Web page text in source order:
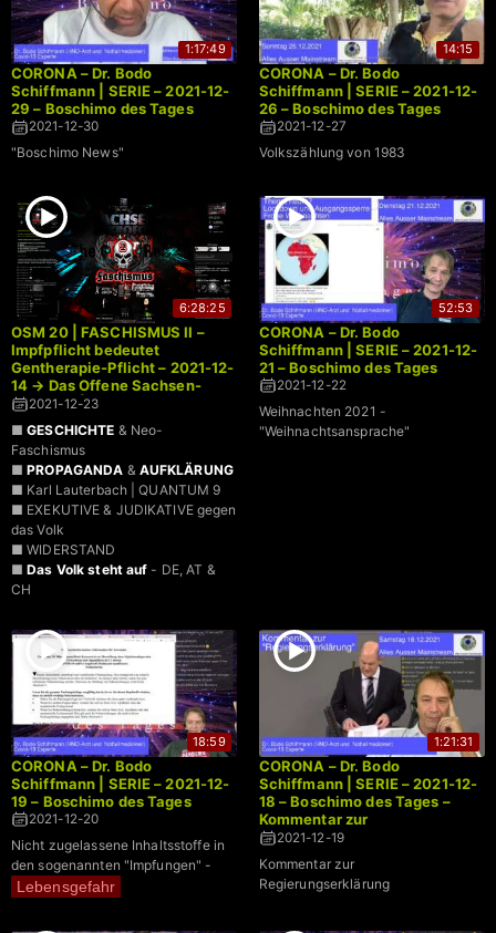
1:17:49
CORONA – Dr. Bodo
Schiffmann | SERIE – 2021-12-
29 – Boschimo des Tages
2021-12-30
"Boschimo News"
14:15
CORONA – Dr. Bodo
Schiffmann | SERIE – 2021-12-
26 – Boschimo des Tages
2021-12-27
Volkszählung von 1983
6:28:25
OSM 20 | FASCHISMUS II –
Impfpflicht bedeutet
Gentherapie-Pflicht – 2021-12-
14 → Das Offene Sachsen-
Mikrofon | LIVE
2021-12-23
■GESCHICHTE & Neo-
Faschismus
■PROPAGANDA & AUFKLÄRUNG
■ Karl Lauterbach | QUANTUM 9
■ EXEKUTIVE & JUDIKATIVE gegen
das Volk
■ WIDERSTAND
■Das Volk steht auf - DE, AT &
CH
52:53
CORONA – Dr. Bodo
Schiffmann | SERIE – 2021-12-
21 – Boschimo des Tages
2021-12-22
Weihnachten 2021 -
"Weihnachtsansprache"
18:59
CORONA – Dr. Bodo
Schiffmann | SERIE – 2021-12-
19 – Boschimo des Tages
2021-12-20
Nicht zugelassene Inhaltsstoffe in
den sogenannten "Impfungen" -
Lebensgefahr
1:21:31
CORONA – Dr. Bodo
Schiffmann | SERIE – 2021-12-
18 – Boschimo des Tages –
Kommentar zur
Regierungserklärung
2021-12-19
Kommentar zur
Regierungserklärung